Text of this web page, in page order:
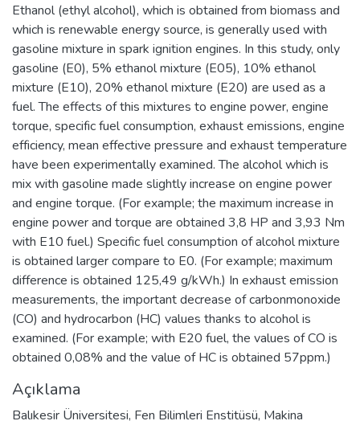
Ethanol (ethyl alcohol), which is obtained from biomass and
which is renewable energy source, is generally used with
gasoline mixture in spark ignition engines. In this study, only
gasoline (E0), 5% ethanol mixture (E05), 10% ethanol
mixture (E10), 20% ethanol mixture (E20) are used as a
fuel. The effects of this mixtures to engine power, engine
torque, specific fuel consumption, exhaust emissions, engine
efficiency, mean effective pressure and exhaust temperature
have been experimentally examined. The alcohol which is
mix with gasoline made slightly increase on engine power
and engine torque. (For example; the maximum increase in
engine power and torque are obtained 3,8 HP and 3,93 Nm
with E10 fuel.) Specific fuel consumption of alcohol mixture
is obtained larger compare to E0. (For example; maximum
difference is obtained 125,49 g/kWh.) In exhaust emission
measurements, the important decrease of carbonmonoxide
(CO) and hydrocarbon (HC) values thanks to alcohol is
examined. (For example; with E20 fuel, the values of CO is
obtained 0,08% and the value of HC is obtained 57ppm.)
Açıklama
Balıkesir Üniversitesi, Fen Bilimleri Enstitüsü, Makina